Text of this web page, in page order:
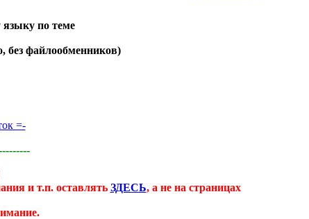
языку по теме
без файлообменников)
=-
и т.п. оставлять ЗДЕСЬ, а не на страницах